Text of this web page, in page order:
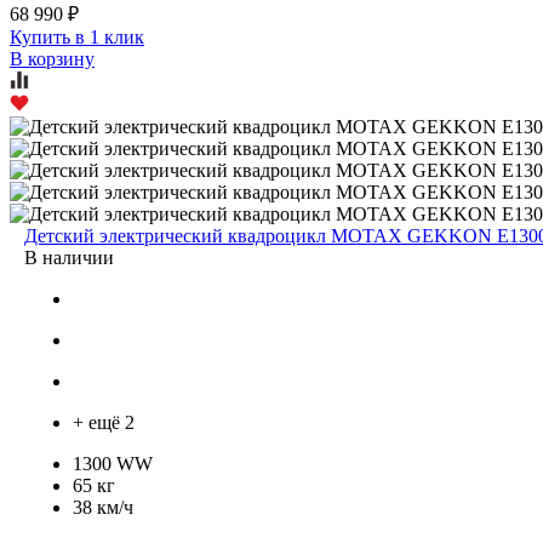
68 990 ₽
Купить в 1 клик
В корзину
Детский электрический квадроцикл MOTAX GEKKON
В наличии
+ ещё 2
1300 WW
65 кг
38 км/ч